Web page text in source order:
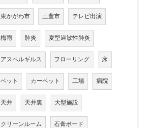
東かがわ市 三豊市 テレビ出演
梅雨 肺炎 夏型過敏性肺炎
アスペルギルス フローリング 床
ペット カーペット 工場 病院
天井 天井裏 大型施設
クリーンルーム 石膏ボード